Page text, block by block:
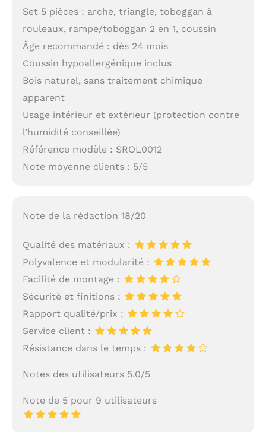
Set 5 pièces : arche, triangle, toboggan à
rouleaux, rampe/toboggan 2 en 1, coussin
Âge recommandé : dès 24 mois
Coussin hypoallergénique inclus
Bois naturel, sans traitement chimique
apparent
Usage intérieur et extérieur (protection contre
l’humidité conseillée)
Référence modèle : SROL0012
Note moyenne clients : 5/5
Note de la rédaction 18/20
Qualité des matériaux :
Polyvalence et modularité :
Facilité de montage :
Sécurité et finitions :
Rapport qualité/prix :
Service client :
Résistance dans le temps :
Notes des utilisateurs 5.0/5
Note de 5 pour 9 utilisateurs